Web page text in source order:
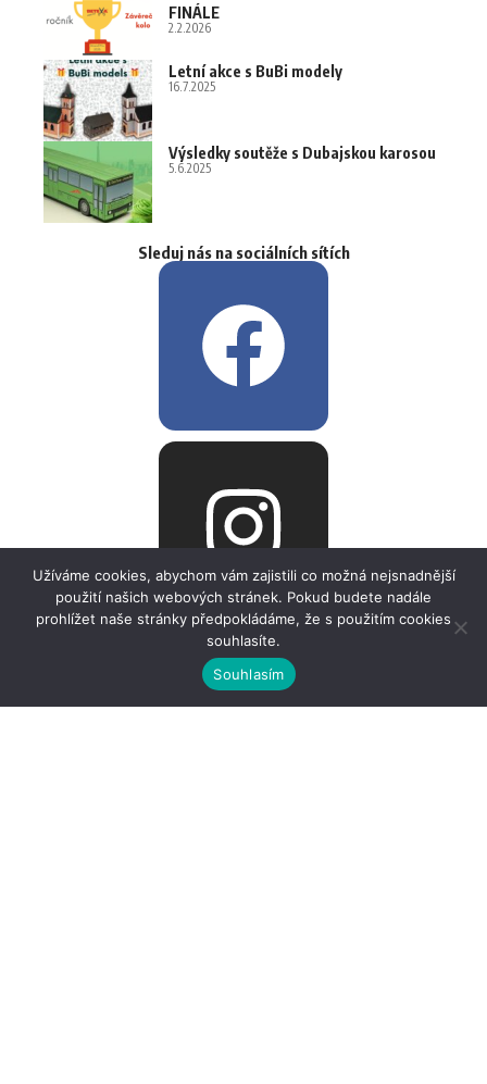
FINÁLE
2.2.2026
Letní akce s BuBi modely
16.7.2025
Výsledky soutěže s Dubajskou karosou
5.6.2025
Sleduj nás na sociálních sítích
Užíváme cookies, abychom vám zajistili co možná nejsnadnější
použití našich webových stránek. Pokud budete nadále
prohlížet naše stránky předpokládáme, že s použitím cookies
souhlasíte.
Souhlasím